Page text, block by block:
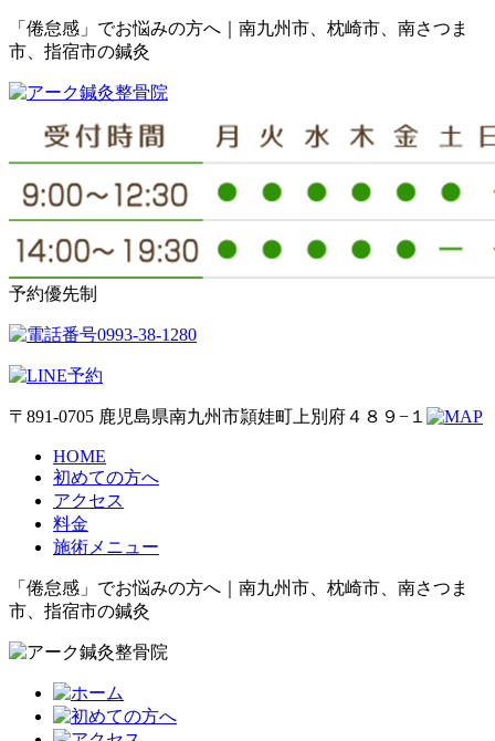
「倦怠感」でお悩みの方へ｜南九州市、枕崎市、南さつま
市、指宿市の鍼灸
予約優先制
〒891-0705 鹿児島県南九州市頴娃町上別府４８９−１
HOME
初めての方へ
アクセス
料金
施術メニュー
「倦怠感」でお悩みの方へ｜南九州市、枕崎市、南さつま
市、指宿市の鍼灸